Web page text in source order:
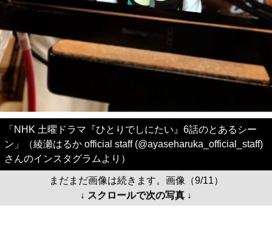
「NHK 土曜ドラマ『ひとりでしにたい』6話のとあるシー
ン」（綾瀬はるか official staff (@ayaseharuka_official_staff)
さんのインスタグラムより）
まだまだ画像は続きます。画像（9/11）
↓ スクロールで次の写真 ↓